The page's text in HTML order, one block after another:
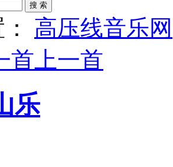
搜 索
高压线音乐网
首 上一首
乐